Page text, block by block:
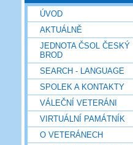
ÚVOD
AKTUÁLNĚ
JEDNOTA ČSOL ČESKÝ
BROD
SEARCH - LANGUAGE
SPOLEK A KONTAKTY
VÁLEČNÍ VETERÁNI
VIRTUÁLNÍ PAMÁTNÍK
O VETERÁNECH